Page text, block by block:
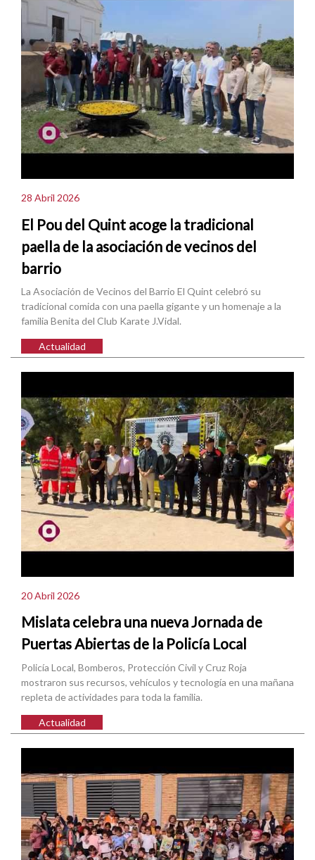
28 Abril 2026
El Pou del Quint acoge la tradicional
paella de la asociación de vecinos del
barrio
La Asociación de Vecinos del Barrio El Quint celebró su
tradicional comida con una paella gigante y un homenaje a la
familia Benita del Club Karate J.Vidal.
Actualidad
20 Abril 2026
Mislata celebra una nueva Jornada de
Puertas Abiertas de la Policía Local
Policía Local, Bomberos, Protección Civil y Cruz Roja
mostraron sus recursos, vehículos y tecnología en una mañana
repleta de actividades para toda la familia.
Actualidad